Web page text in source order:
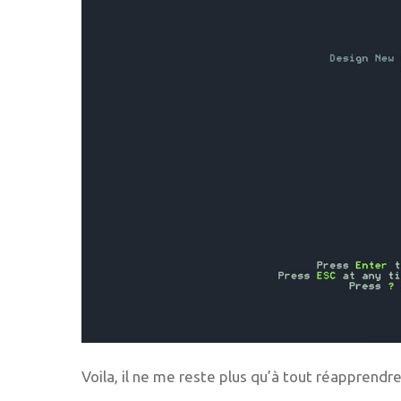
Voila, il ne me reste plus qu’à tout